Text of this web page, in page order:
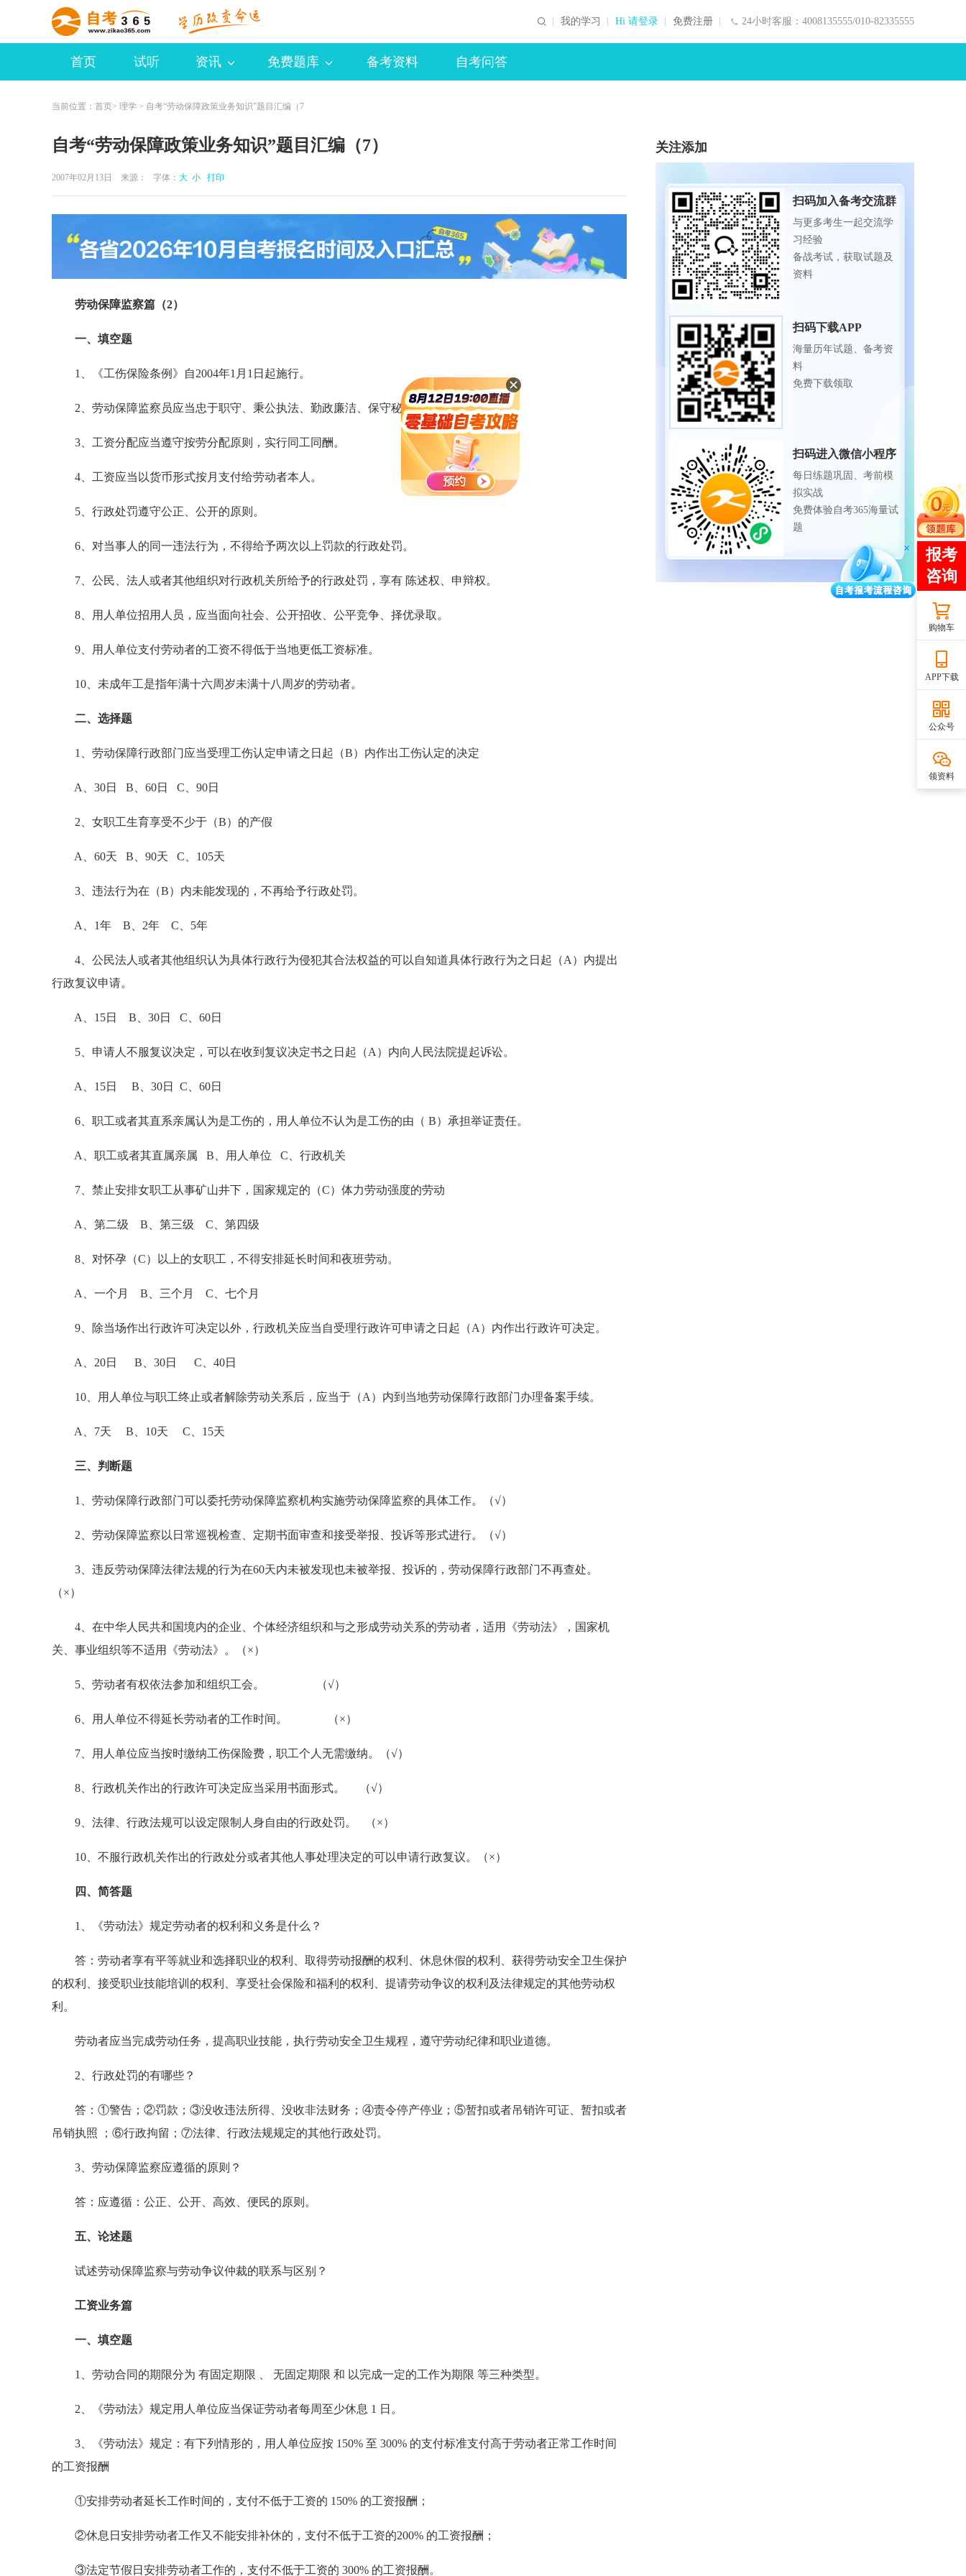
24小时客服：4008135555/010-82335555
我的学习 Hi 请登录 免费注册
首页 试听 资讯 免费题库 备考资料 自考问答
当前位置： 首页> 理学 > 自考“劳动保障政策业务知识”题目汇编（7
自考“劳动保障政策业务知识”题目汇编（7）
2007年02月13日 来源： 字体： 大 小 打印
劳动保障监察篇（2）
一、填空题
1、《工伤保险条例》自2004年1月1日起施行。
2、劳动保障监察员应当忠于职守、秉公执法、勤政廉洁、保守秘密。
3、工资分配应当遵守按劳分配原则，实行同工同酬。
4、工资应当以货币形式按月支付给劳动者本人。
5、行政处罚遵守公正、公开的原则。
6、对当事人的同一违法行为，不得给予两次以上罚款的行政处罚。
7、公民、法人或者其他组织对行政机关所给予的行政处罚，享有 陈述权、申辩权。
8、用人单位招用人员，应当面向社会、公开招收、公平竞争、择优录取。
9、用人单位支付劳动者的工资不得低于当地更低工资标准。
10、未成年工是指年满十六周岁未满十八周岁的劳动者。
二、选择题
1、劳动保障行政部门应当受理工伤认定申请之日起（B）内作出工伤认定的决定
A、30日 B、60日 C、90日
2、女职工生育享受不少于（B）的产假
A、60天 B、90天 C、105天
3、违法行为在（B）内未能发现的，不再给予行政处罚。
A、1年 B、2年 C、5年
4、公民法人或者其他组织认为具体行政行为侵犯其合法权益的可以自知道具体行政行为之日起（A）内提出
行政复议申请。
A、15日 B、30日 C、60日
5、申请人不服复议决定，可以在收到复议决定书之日起（A）内向人民法院提起诉讼。
A、15日 B、30日 C、60日
6、职工或者其直系亲属认为是工伤的，用人单位不认为是工伤的由（ B）承担举证责任。
A、职工或者其直属亲属 B、用人单位 C、行政机关
7、禁止安排女职工从事矿山井下，国家规定的（C）体力劳动强度的劳动
A、第二级 B、第三级 C、第四级
8、对怀孕（C）以上的女职工，不得安排延长时间和夜班劳动。
A、一个月 B、三个月 C、七个月
9、除当场作出行政许可决定以外，行政机关应当自受理行政许可申请之日起（A）内作出行政许可决定。
A、20日 B、30日 C、40日
10、用人单位与职工终止或者解除劳动关系后，应当于（A）内到当地劳动保障行政部门办理备案手续。
A、7天 B、10天 C、15天
三、判断题
1、劳动保障行政部门可以委托劳动保障监察机构实施劳动保障监察的具体工作。（√）
2、劳动保障监察以日常巡视检查、定期书面审查和接受举报、投诉等形式进行。（√）
3、违反劳动保障法律法规的行为在60天内未被发现也未被举报、投诉的，劳动保障行政部门不再查处。
（×）
4、在中华人民共和国境内的企业、个体经济组织和与之形成劳动关系的劳动者，适用《劳动法》，国家机
关、事业组织等不适用《劳动法》。（×）
5、劳动者有权依法参加和组织工会。 （√）
6、用人单位不得延长劳动者的工作时间。 （×）
7、用人单位应当按时缴纳工伤保险费，职工个人无需缴纳。（√）
8、行政机关作出的行政许可决定应当采用书面形式。 （√）
9、法律、行政法规可以设定限制人身自由的行政处罚。 （×）
10、不服行政机关作出的行政处分或者其他人事处理决定的可以申请行政复议。（×）
四、简答题
1、《劳动法》规定劳动者的权利和义务是什么？
答：劳动者享有平等就业和选择职业的权利、取得劳动报酬的权利、休息休假的权利、获得劳动安全卫生保护
的权利、接受职业技能培训的权利、享受社会保险和福利的权利、提请劳动争议的权利及法律规定的其他劳动权
利。
劳动者应当完成劳动任务，提高职业技能，执行劳动安全卫生规程，遵守劳动纪律和职业道德。
2、行政处罚的有哪些？
答：①警告；②罚款；③没收违法所得、没收非法财务；④责令停产停业；⑤暂扣或者吊销许可证、暂扣或者
吊销执照 ；⑥行政拘留；⑦法律、行政法规规定的其他行政处罚。
3、劳动保障监察应遵循的原则？
答：应遵循：公正、公开、高效、便民的原则。
五、论述题
试述劳动保障监察与劳动争议仲裁的联系与区别？
工资业务篇
一、填空题
1、劳动合同的期限分为 有固定期限 、 无固定期限 和 以完成一定的工作为期限 等三种类型。
2、《劳动法》规定用人单位应当保证劳动者每周至少休息 1 日。
3、《劳动法》规定：有下列情形的，用人单位应按 150% 至 300% 的支付标准支付高于劳动者正常工作时间
的工资报酬
①安排劳动者延长工作时间的，支付不低于工资的 150% 的工资报酬；
②休息日安排劳动者工作又不能安排补休的，支付不低于工资的200% 的工资报酬；
③法定节假日安排劳动者工作的，支付不低于工资的 300% 的工资报酬。
关注添加
扫码加入备考交流群
与更多考生一起交流学
习经验
备战考试，获取试题及
资料
扫码下载APP
海量历年试题、备考资
料
免费下载领取
扫码进入微信小程序
每日练题巩固、考前模
拟实战
免费体验自考365海量试
题
购物车
APP下载
公众号
领资料